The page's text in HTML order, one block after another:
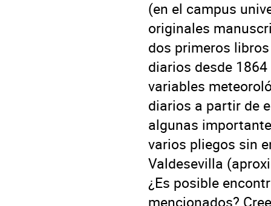
(en el campus
originales
dos primeros
diarios desde
variables
diarios a partir de
algunas
varios pliegos sin
Valdesevilla
¿Es posible
mencionados?